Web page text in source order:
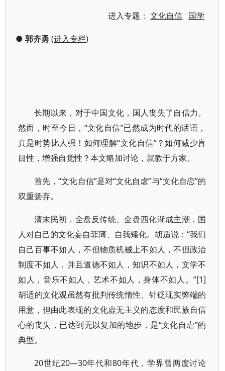
进入专题：文化自信 国学
● 郭齐勇 (进入专栏)
长期以来，对于中国文化，国人丧失了自信力。
然而，时至今日，“文化自信”已然成为时代的话语，
真是时势比人强！如何理解“文化自信”？如何减少盲
目性，增强自觉性？本文略加讨论，就教于方家。
首先，“文化自信”是对“文化自虐”与“文化自恋”的
双重扬弃。
清末民初，全盘反传统、全盘西化渐成主潮，国
人对自己的文化妄自菲薄、自我矮化。胡适说：“我们
自己百事不如人，不但物质机械上不如人，不但政治
制度不如人，并且道德不如人，知识不如人，文学不
如人，音乐不如人，艺术不如人，身体不如人。”[1]
胡适的文化观虽然有批判传统惰性、针砭现实弊端的
用意，但由此表现的文化虚无主义的态度和民族自信
心的丧失，已达到无以复加的地步，是“文化自虐”的
典型。
20世纪20—30年代和80年代，学界曾两度讨论